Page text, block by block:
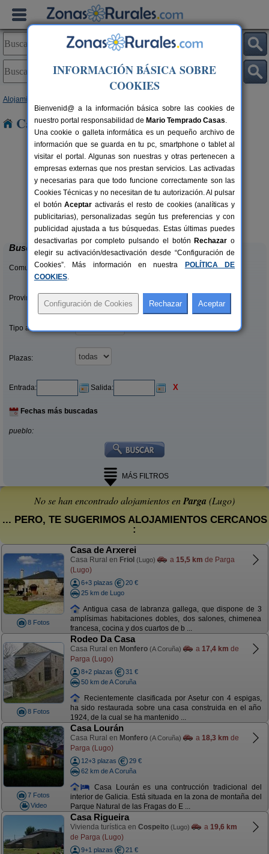
Alojamientos
Casas Rurales cerca de Parga
10+2 pers.
desde20 €
Casa Guillermo
Santiago de Reinante (Lugo)
Buscar
Comunidades:
Provincias/Islas:
Tipo alquiler:
Plazas:
Entrada: Salida: X
Fechas más buscadas
pueblo:
MÁS FILTROS
No se han encontrado alojamientos enParga (Lugo)
... PERO, TE SUGERIMOS ALOJAMIENTOS CERCANOS
:
8 Fotos
Casa de Arxerei
Casa Rural en Friol (Lugo) a 15,5 km de Parga
(Lugo)
6+3 plazas
20 €
25 km de Lugo
Antigua casa de labranza gallega, que dispone de 3
amplísimas habitaciones dobles, dos salones, chimenea
francesa, cocina y dos cuartos de b ...
8 Fotos
Rodeo Da Casa
Casa Rural en Monfero (A Coruña) a 17,4 km de
Parga (Lugo)
8+2 plazas
31 €
50 km de A Coruña
Recientemente clasificada por Asetur con 4 espigas,
ha sido restaurada sobre una casa construida en el año
1924, de la cual se ha mantenido ...
7 Fotos
Video
Casa Lourán
Casa Rural en Monfero (A Coruña) a 18,3 km de
Parga (Lugo)
12+3 plazas
29 €
62 km de A Coruña
Casa Lourán es una contrucción tradicional del
interior de Galicia. Está situada en la zona de montaña del
Parque Natural de las Fragas do E ...
Casa Rigueira
Vivienda turística en Cospeito (Lugo) a 19,6 km
de Parga (Lugo)
9+1 plazas
21 €
INFORMACIÓN BÁSICA SOBRE
COOKIES
Bienvenid@ a la información básica sobre las cookies de
nuestro portal responsabilidad de Mario Temprado Casas.
Una cookie o galleta informática es un pequeño archivo de
información que se guarda en tu pc, smartphone o tablet al
visitar el portal. Algunas son nuestras y otras pertenecen a
empresas externas que nos prestan servicios. Las activadas
y necesarias para que todo funcione correctamente son las
Cookies Técnicas y no necesitan de tu autorización. Al pulsar
el botónAceptar activarás el resto de cookies (analíticas y
publicitarias), personalizadas según tus preferencias y con
publicidad ajustada a tus búsquedas. Estas últimas puedes
desactivarlas por completo pulsando el botón Rechazar o
elegir su activación/desactivación desde “Configuración de
Cookies”. Más información en nuestra
POLÍTICA DE
COOKIES.